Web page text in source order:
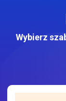
Wybierz